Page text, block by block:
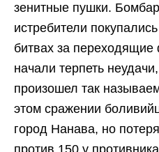
зенитные пушки.
истребители
битвах за
начали терпеть
произошел так
этом сражении
город Нанава, но